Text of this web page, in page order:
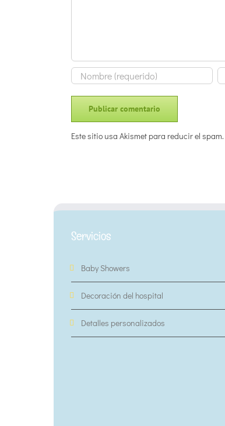
Este sitio usa Akismet para reducir el spam.
Servicios
Baby Showers
Decoración del hospital
Detalles personalizados